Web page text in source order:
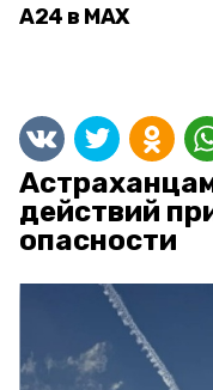
А24 в MAX
действий
опасности